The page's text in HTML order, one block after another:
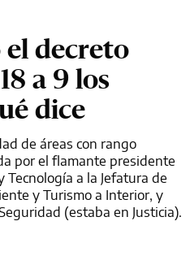
decreto
a 9 los
dice
de áreas con rango
por el flamante presidente
Tecnología a la Jefatura de
y Turismo a Interior, y
(estaba en Justicia).